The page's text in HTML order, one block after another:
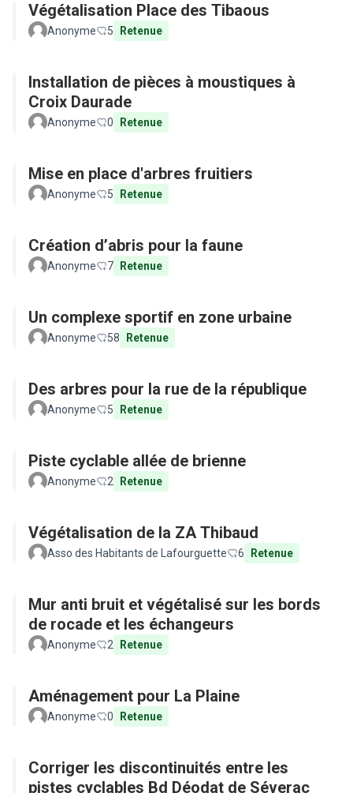
Végétalisation Place des Tibaous
Anonyme 5 Retenue
Installation de pièces à moustiques à
Croix Daurade
Anonyme 0 Retenue
Mise en place d'arbres fruitiers
Anonyme 5 Retenue
Création d’abris pour la faune
Anonyme 7 Retenue
Un complexe sportif en zone urbaine
Anonyme 58 Retenue
Des arbres pour la rue de la république
Anonyme 5 Retenue
Piste cyclable allée de brienne
Anonyme 2 Retenue
Végétalisation de la ZA Thibaud
Asso des Habitants de Lafourguette 6 Retenue
Mur anti bruit et végétalisé sur les bords
de rocade et les échangeurs
Anonyme 2 Retenue
Aménagement pour La Plaine
Anonyme 0 Retenue
Corriger les discontinuités entre les
pistes cyclables Bd Déodat de Séverac